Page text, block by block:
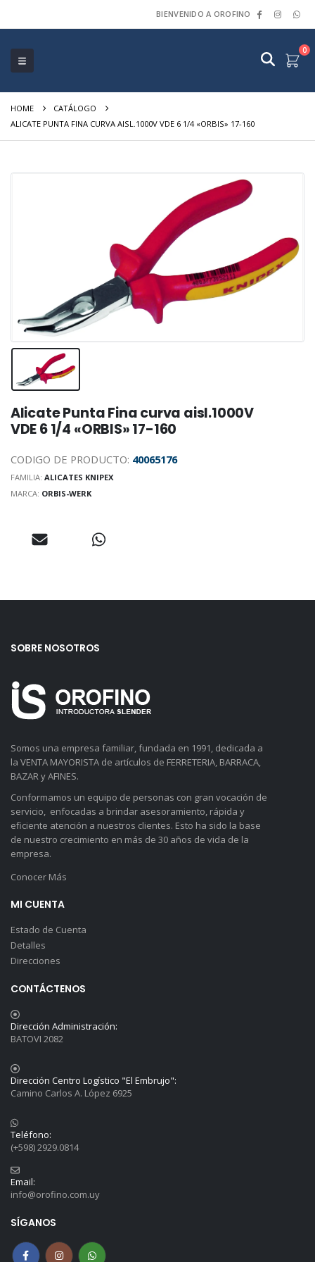
BIENVENIDO A OROFINO
0
HOME
CATÁLOGO
ALICATE PUNTA FINA CURVA AISL.1000V VDE 6 1/4 «ORBIS» 17-160
Alicate Punta Fina curva aisl.1000V
VDE 6 1/4 «ORBIS» 17-160
CODIGO DE PRODUCTO: 40065176
FAMILIA: ALICATES KNIPEX
MARCA: ORBIS-WERK
SOBRE NOSOTROS
Somos una empresa familiar, fundada en 1991, dedicada a
la VENTA MAYORISTA de artículos de FERRETERIA, BARRACA,
BAZAR y AFINES.
Conformamos un equipo de personas con gran vocación de
servicio, enfocadas a brindar asesoramiento, rápida y
eficiente atención a nuestros clientes. Esto ha sido la base
de nuestro crecimiento en más de 30 años de vida de la
empresa.
Conocer Más
MI CUENTA
Estado de Cuenta
Detalles
Direcciones
CONTÁCTENOS
Dirección Administración:
BATOVI 2082
Dirección Centro Logístico "El Embrujo":
Camino Carlos A. López 6925
Teléfono:
(+598) 2929.0814
Email:
info@orofino.com.uy
SÍGANOS